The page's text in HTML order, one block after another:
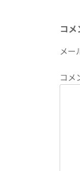
コメ
メー
コメ